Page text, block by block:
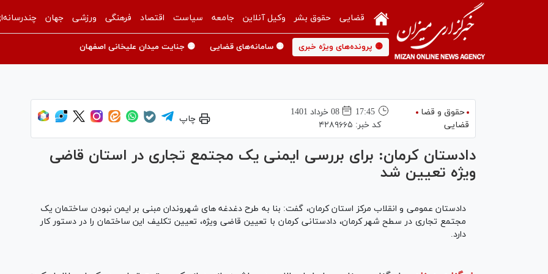
قضایی حقوق بشر وکیل آنلاین جامعه سیاست اقتصاد فرهنگی ورزشی جهان
🟡 پرونده‌های ویژه خبری 🟡 سامانه‌های قضایی 🟡 جنایت میدان علیخانی اصفهان
حقوق و قضا
قضایی
17:45
08 خرداد 1401
کد خبر: ۴۲۸۹۶۶۵
چاپ
دادستان کرمان: برای بررسی ایمنی یک مجتمع تجاری در استان قاضی
ویژه تعیین شد
دادستان عمومی و انقلاب مرکز استان کرمان، گفت: بنا به طرح دغدغه های شهروندان مبنی بر ایمن نبودن ساختمان یک
مجتمع تجاری در سطح شهر کرمان، دادستانی کرمان با تعیین قاضی ویژه، تعیین تکلیف این ساختمان را در دستور کار
دارد.